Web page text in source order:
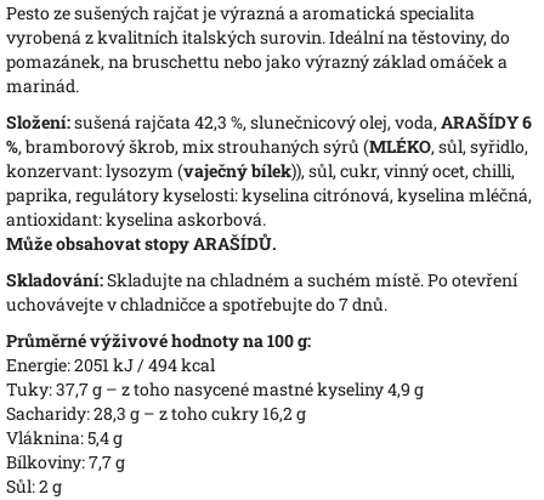
Pesto ze sušených rajčat je výrazná a aromatická specialita
vyrobená z kvalitních italských surovin. Ideální na těstoviny, do
pomazánek, na bruschettu nebo jako výrazný základ omáček a
marinád.
Složení:sušená rajčata 42,3 %, slunečnicový olej, voda,ARAŠÍDY 6
%, bramborový škrob, mix strouhaných sýrů (MLÉKO, sůl, syřidlo,
konzervant: lysozym (vaječný bílek)), sůl, cukr, vinný ocet, chilli,
paprika, regulátory kyselosti: kyselina citrónová, kyselina mléčná,
antioxidant: kyselina askorbová.
Může obsahovat stopy ARAŠÍDŮ.
Skladování:Skladujte na chladném a suchém místě. Po otevření
uchovávejte v chladničce a spotřebujte do 7 dnů.
Průměrné výživové hodnoty na 100 g:
Energie: 2051 kJ / 494 kcal
Tuky: 37,7 g – z toho nasycené mastné kyseliny 4,9 g
Sacharidy: 28,3 g – z toho cukry 16,2 g
Vláknina: 5,4 g
Bílkoviny: 7,7 g
Sůl: 2 g